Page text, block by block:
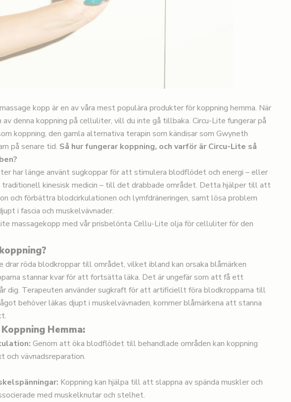
kopp är en av våra mest populära produkter för koppning hemma. När
denna koppning på celluliter, vill du inte gå tillbaka. Circu-Lite fungerar på
koppning, den gamla alternativa terapin som kändisar som Gwyneth
på senare tid. Så hur fungerar koppning, och varför är Circu-Lite så
har länge använt sugkoppar för att stimulera blodflödet och energi – eller
kinesisk medicin – till det drabbade området. Detta hjälper till att
och förbättra blodcirkulationen och lymfdräneringen, samt lösa problem
i fascia och muskelvävnader.
massagekopp med vår prisbelönta Cellu-Lite olja för celluliterför den
drar röda blodkroppar till området, vilket ibland kan orsaka blåmärken
stannar kvar för att fortsätta läka. Det är ungefär som att få ett
dig. Terapeuten använder sugkraft för att artificiellt föra blodkropparna till
behöver läkas djupt i muskelvävnaden, kommer blåmärkena att stanna
Hemma:
Genom att öka blodflödet till behandlade områden kan koppning
och vävnadsreparation.
Koppning kan hjälpa till att slappna av spända muskler och
med muskelknutar och stelhet.